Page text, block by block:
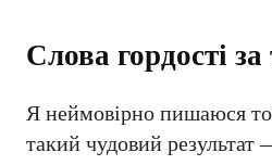
Слова гордості за
Я неймовірно пишаюся
такий чудовий